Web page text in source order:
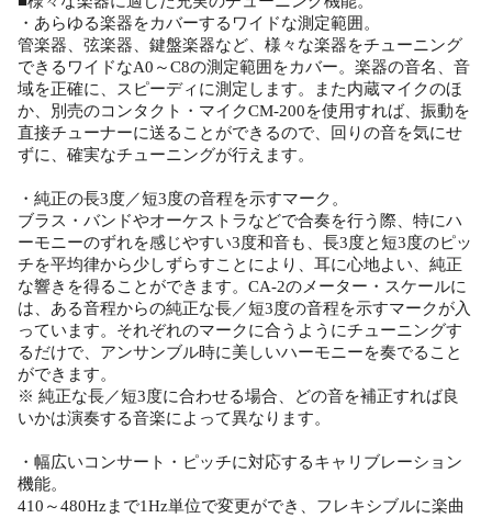
・あらゆる楽器をカバーするワイドな測定範囲。
管楽器、弦楽器、鍵盤楽器など、様々な楽器をチューニング
できるワイドなA0～C8の測定範囲をカバー。楽器の音名、音
域を正確に、スピーディに測定します。また内蔵マイクのほ
か、別売のコンタクト・マイクCM-200を使用すれば、振動を
直接チューナーに送ることができるので、回りの音を気にせ
ずに、確実なチューニングが行えます。
・純正の長3度／短3度の音程を示すマーク。
ブラス・バンドやオーケストラなどで合奏を行う際、特にハ
ーモニーのずれを感じやすい3度和音も、長3度と短3度のピッ
チを平均律から少しずらすことにより、耳に心地よい、純正
な響きを得ることができます。CA-2のメーター・スケールに
は、ある音程からの純正な長／短3度の音程を示すマークが入
っています。それぞれのマークに合うようにチューニングす
るだけで、アンサンブル時に美しいハーモニーを奏でること
ができます。
※ 純正な長／短3度に合わせる場合、どの音を補正すれば良
いかは演奏する音楽によって異なります。
・幅広いコンサート・ピッチに対応するキャリブレーション
機能。
410～480Hzまで1Hz単位で変更ができ、フレキシブルに楽曲